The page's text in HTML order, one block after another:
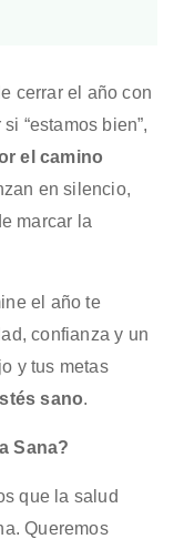
cerrar el año con
“estamos bien”,
el camino
en silencio,
marcar la
el año te
confianza y un
y tus metas
sano.
Sana?
que la salud
Queremos